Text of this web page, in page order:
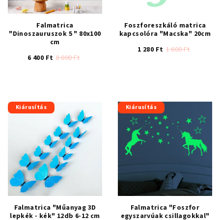
Falmatrica
"Dinoszauruszok 5 " 80x100
cm
6 400 Ft 8 000 Ft
ből
4,5
csillag.
Foszforeszkáló matrica
kapcsolóra "Macska" 20cm
1 280 Ft 1 600 Ft
ből
5,0
csillag.
Kiárusítás
Falmatrica "Műanyag 3D
lepkék - kék" 12db 6-12 cm
Kiárusítás
Falmatrica "Foszfor
egyszarvúak csillagokkal"